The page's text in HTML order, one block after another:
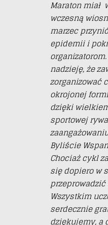
Maraton miał
wczesną
marzec
epidemii i
nadzieję, że
zorganizować
okrojonej
dzięki
sportowej
Byliście
Chociaż cykl
się dopiero w
Wszystkim
serdecznie
dziękujemy, a